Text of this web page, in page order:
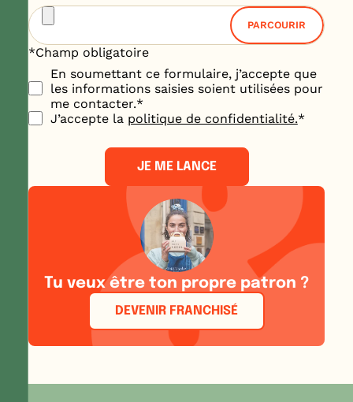
*Champ obligatoire
Infos
de
contact*
En soumettant ce formulaire, j’accepte que
les informations saisies soient utilisées pour
me contacter.*
RGPD*
J’accepte la politique de confidentialité.*
Tu veux être ton propre patron ?
DEVENIR FRANCHISÉ